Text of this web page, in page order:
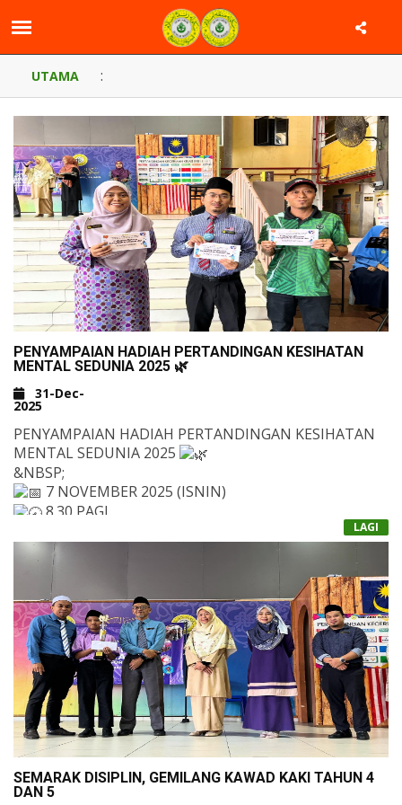
UTAMA :
PENYAMPAIAN HADIAH PERTANDINGAN KESIHATAN
MENTAL SEDUNIA 2025 🌿
31-Dec-
2025
PENYAMPAIAN HADIAH PERTANDINGAN KESIHATAN
MENTAL SEDUNIA 2025
&NBSP;
7 NOVEMBER 2025 (ISNIN)
8.30 PAGI
&NBSP;
MAJLIS PENYAMPAIAN HADIAH TELAH
DISEMPURNAKAN OLEH KETUA PEGAWAI EKSEKUTIF,
USTAZ NAZZIL SAIFUDDIN ABD. RAHIM, SEBAGAI
TANDA PENGHARGAAN KEPADA GURU YANG TELAH
MENUNJUKKAN KOMITMEN DAN KREATIVITI DALAM
MEMPROMOSIKAN KESIHATAN MENTAL DI SEKOLAH.
&NBSP;
PERTANDINGAN CABARAN SIHAT: LANGKAH & AIR
JUARA (RM100): ZARITH AMMIRUL BIN ABD JALIL
NAIB JOHAN (RM70): NUR SYAFIQAH BINTI
KAMARUZAMAN
KETIGA (RM50): MOHD HILMI B. ABD SAMAD
&NBSP;
PERTANDINGAN VIDEO KREATIF KESIHATAN
MENTAL
JUARA (RM150): ZURINA AMIRA BT. SAMSUDIN
LAGI
SEMARAK DISIPLIN, GEMILANG KAWAD KAKI TAHUN 4
DAN 5